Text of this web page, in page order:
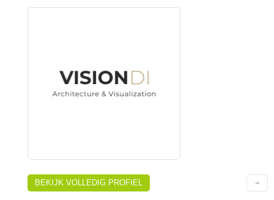
BEKIJK VOLLEDIG PROFIEL